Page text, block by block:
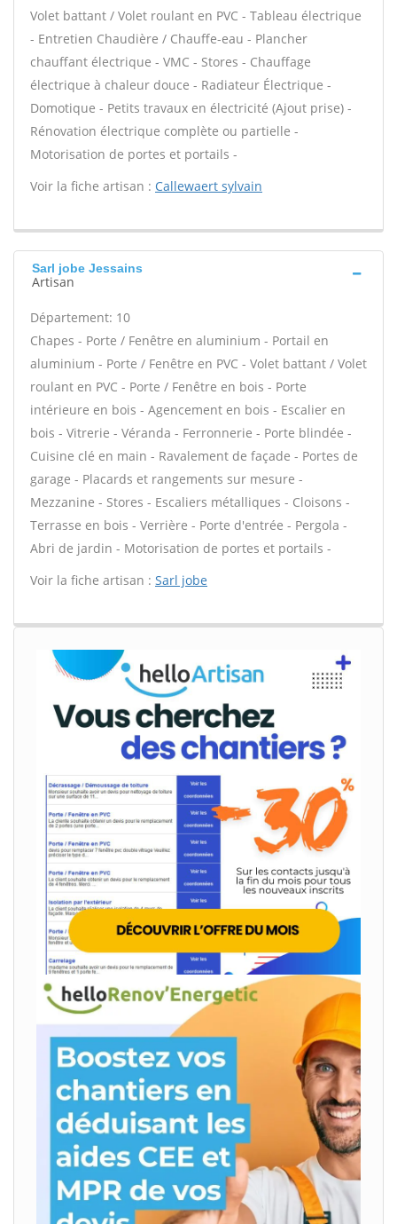
Volet battant / Volet roulant en PVC - Tableau électrique
- Entretien Chaudière / Chauffe-eau - Plancher
chauffant électrique - VMC - Stores - Chauffage
électrique à chaleur douce - Radiateur Électrique -
Domotique - Petits travaux en électricité (Ajout prise) -
Rénovation électrique complète ou partielle -
Motorisation de portes et portails -
Voir la fiche artisan : Callewaert sylvain
Sarl jobe Jessains
Artisan
Département: 10
Chapes - Porte / Fenêtre en aluminium - Portail en
aluminium - Porte / Fenêtre en PVC - Volet battant / Volet
roulant en PVC - Porte / Fenêtre en bois - Porte
intérieure en bois - Agencement en bois - Escalier en
bois - Vitrerie - Véranda - Ferronnerie - Porte blindée -
Cuisine clé en main - Ravalement de façade - Portes de
garage - Placards et rangements sur mesure -
Mezzanine - Stores - Escaliers métalliques - Cloisons -
Terrasse en bois - Verrière - Porte d'entrée - Pergola -
Abri de jardin - Motorisation de portes et portails -
Voir la fiche artisan : Sarl jobe